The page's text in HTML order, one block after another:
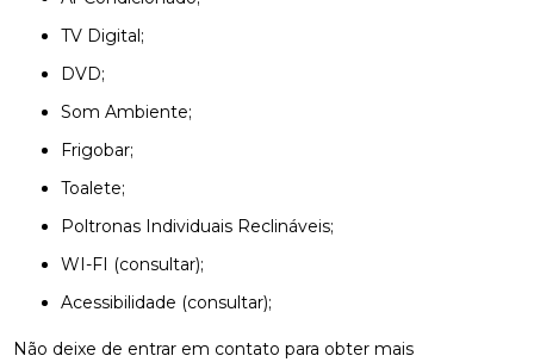
TV Digital;
DVD;
Som Ambiente;
Frigobar;
Toalete;
Poltronas Individuais Reclináveis;
WI-FI (consultar);
Acessibilidade (consultar);
Não deixe de entrar em contato para obter mais